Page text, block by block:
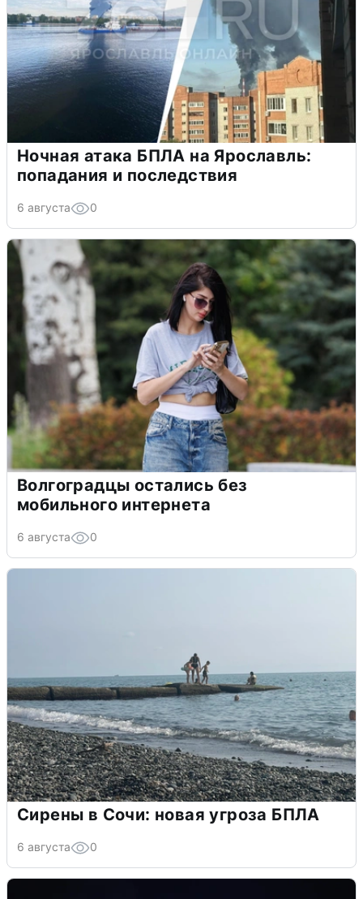
Ночная атака БПЛА на Ярославль:
попадания и последствия
6 августа 0
Волгоградцы остались без
мобильного интернета
6 августа 0
Сирены в Сочи: новая угроза БПЛА
6 августа 0